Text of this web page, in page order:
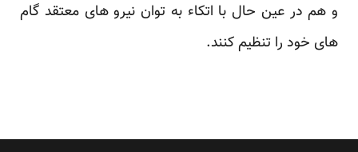
و هم در عین حال با اتکاء به توان نیرو های معتقد گام
های خود را تنظیم کنند.